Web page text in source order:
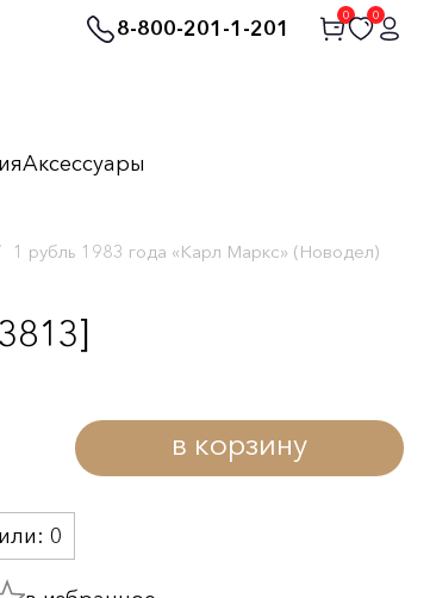
8-800-201-1-201
0 0
Аксессуары
1 рубль 1983 года «Карл Маркс» (Новодел)
в корзину
0